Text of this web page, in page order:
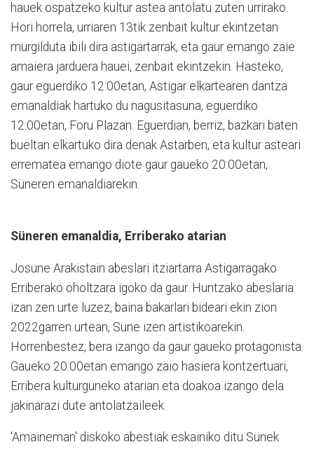
hauek ospatzeko kultur astea antolatu zuten urrirako.
Hori horrela, urriaren 13tik zenbait kultur ekintzetan
murgilduta ibili dira astigartarrak, eta gaur emango zaie
amaiera jarduera hauei, zenbait ekintzekin. Hasteko,
gaur eguerdiko 12:00etan, Astigar elkartearen dantza
emanaldiak hartuko du nagusitasuna, eguerdiko
12:00etan, Foru Plazan. Eguerdian, berriz, bazkari baten
bueltan elkartuko dira denak Astarben, eta kultur asteari
errematea emango diote gaur gaueko 20:00etan,
Süneren emanaldiarekin.
Süneren emanaldia, Erriberako atarian
Josune Arakistain abeslari itziartarra Astigarragako
Erriberako oholtzara igoko da gaur. Huntzako abeslaria
izan zen urte luzez, baina bakarlari bideari ekin zion
2022garren urtean, Süne izen artistikoarekin.
Horrenbestez, bera izango da gaur gaueko protagonista.
Gaueko 20:00etan emango zaio hasiera kontzertuari,
Erribera kulturguneko atarian eta doakoa izango dela
jakinarazi dute antolatzaileek.
'Amaineman' diskoko abestiak eskainiko ditu Sünek